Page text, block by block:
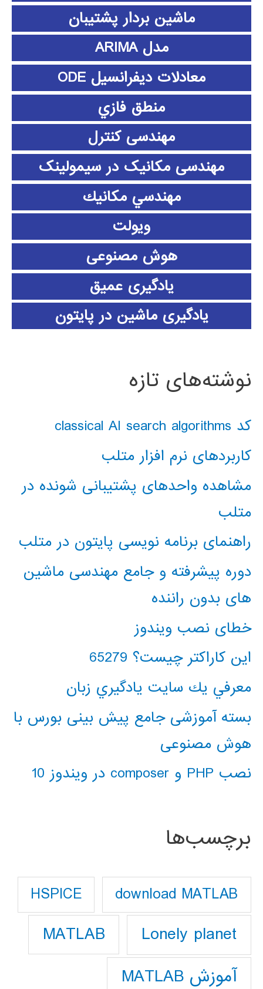
ماشین بردار پشتیبان
مدل ARIMA
معادلات دیفرانسیل ODE
منطق فازي
مهندسی کنترل
مهندسی مکانیک در سیمولینک
مهندسي مكانيك
ویولت
هوش مصنوعی
یادگیری عمیق
یادگیری ماشین در پایتون
نوشته‌های تازه
کد classical AI search algorithms
کاربردهای نرم افزار متلب
مشاهده واحدهای پشتیبانی شونده در
متلب
راهنمای برنامه نویسی پایتون در متلب
دوره پیشرفته و جامع مهندسی ماشین
های بدون راننده
خطای نصب ویندوز
این کاراکتر چیست؟ 65279
معرفي يك سايت يادگيري زبان
بسته آموزشی جامع پیش بینی بورس با
هوش مصنوعی
نصب PHP و composer در ویندوز 10
برچسب‌ها
download MATLAB
HSPICE
Lonely planet
MATLAB
آموزش MATLAB